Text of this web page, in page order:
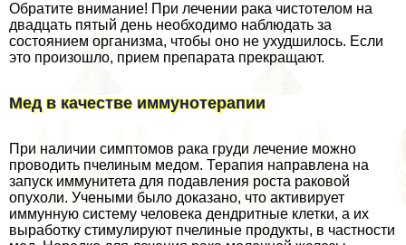
Обратите внимание! При лечении paка чистотелом на
двадцать пятый день необходимо наблюдать за
состоянием организма, чтобы оно не ухудшилось. Если
это произошло, прием препарата прекращают.
Мед в качестве иммунотерапии
При наличии симптомов paка гpyди лечение можно
проводить пчелиным медом. Терапия направлена на
запуск иммунитета для подавления роста paковой
опухоли. Учеными было доказано, что активирует
иммунную систему человека дендритные клетки, а их
выработку стимулируют пчелиные продукты, в частности